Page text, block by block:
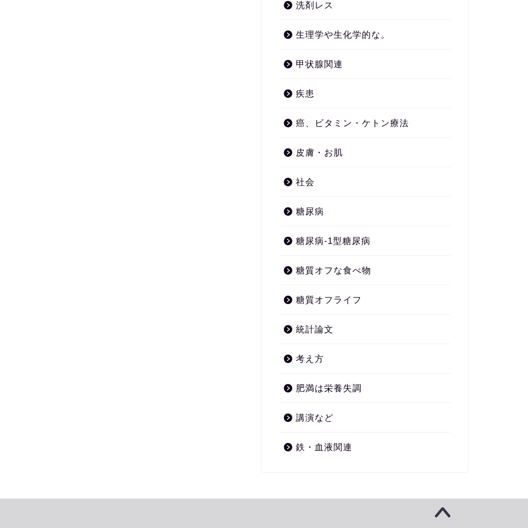
洗剤レス
生理学や生化学的な。
甲状腺関連
疾患
癌、ビタミン・ケトン療法
皮膚・お肌
社会
糖尿病
糖尿病-1型糖尿病
糖質オフな食べ物
糖質オフライフ
統計論文
考え方
肥満は栄養失調
講演など
鉄・血液関連